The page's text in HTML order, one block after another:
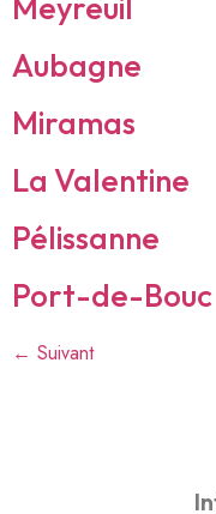
Aubagne
Miramas
La Valentine
Pélissanne
Port-de-Bouc
← Suivant